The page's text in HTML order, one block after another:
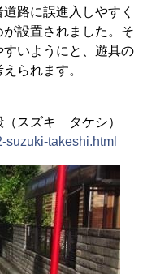
路に誤進入しやすく
設置されました。そ
いようにと、遊具の
られます。
スズキ タケシ）
suzuki-takeshi.html